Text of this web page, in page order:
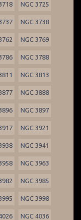
NGC 3725
NGC 3738
NGC 3769
NGC 3788
NGC 3813
NGC 3888
NGC 3897
NGC 3921
NGC 3941
NGC 3963
NGC 3985
NGC 3998
NGC 4036